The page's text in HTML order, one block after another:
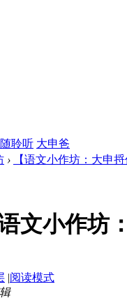
聆听 大申爸
› 【语文小作坊：大申
语文小作坊
|阅读模式